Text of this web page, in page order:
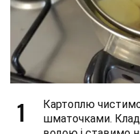
1
Картоплю чистимо
шматочками.